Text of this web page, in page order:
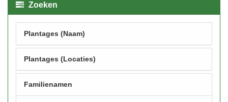
Zoeken
Plantages (Naam)
Plantages (Locaties)
Familienamen